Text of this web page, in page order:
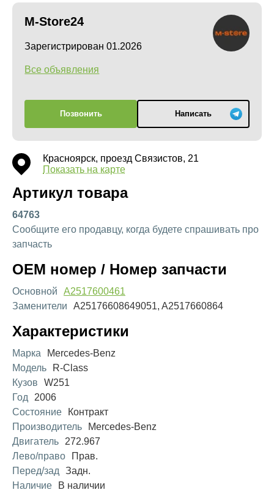
M-Store24
Зарегистрирован 01.2026
Все объявления
Позвонить Написать
Красноярск, проезд Связистов, 21
Показать на карте
Артикул товара
64763
Сообщите его продавцу, когда будете спрашивать про
запчасть
OEM номер / Номер запчасти
Основной
A2517600461
Заменители
A25176608649051, A2517660864
Характеристики
Марка
Mercedes-Benz
Модель
R-Class
Кузов
W251
Год
2006
Состояние
Контракт
Производитель
Mercedes-Benz
Двигатель
272.967
Лево/право
Прав.
Перед/зад
Задн.
Наличие
В наличии